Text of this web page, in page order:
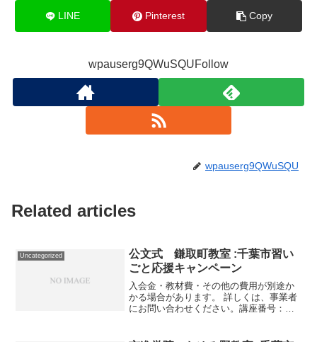
LINE Pinterest Copy
wpauserg9QWuSQUFollow
wpauserg9QWuSQU
Related articles
Uncategorized
公文式 鎌取町教室 :千葉市習い
ごと応援キャンペーン
入会金・教材費・その他の費用が別途か
かる場合があります。 詳しくは、事業者
にお問い合わせください。講座番号：